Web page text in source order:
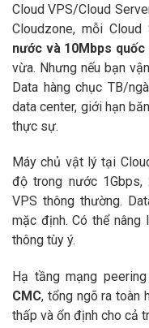
Cloud VPS/Cloud
Cloudzone, mỗi
nước và 10Mbps quốc
vừa. Nhưng nếu bạn
Data hàng chục TB/
data center, giới hạn
thực sự.
Máy chủ vật lý tại
độ trong nước
VPS thông thường.
mặc định. Có thể nâng
thông tùy ý.
Hạ tầng mạng
CMC, tổng ngõ ra toàn
thấp và ổn định cho cả